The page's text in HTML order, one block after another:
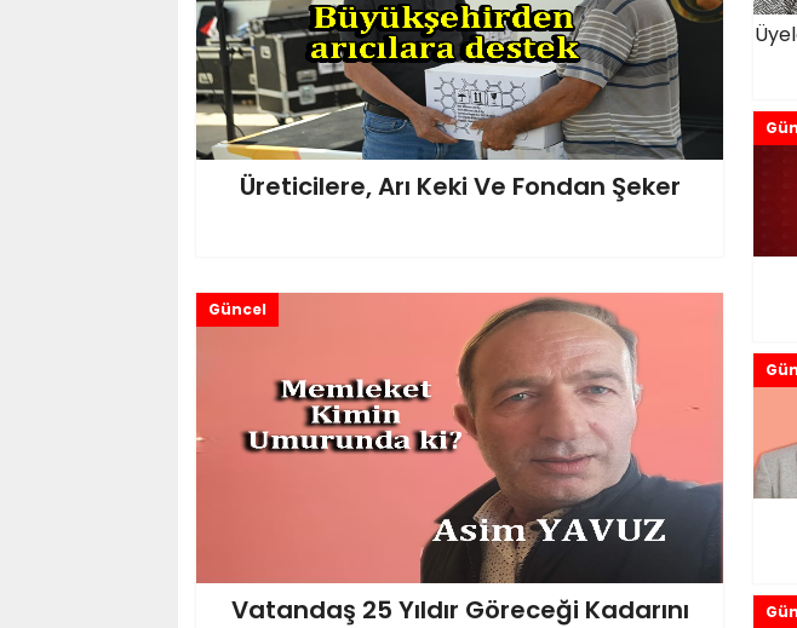
Üreticilere, Arı Keki Ve Fondan Şeker
Güncel
Vatandaş 25 Yıldır Göreceği Kadarını